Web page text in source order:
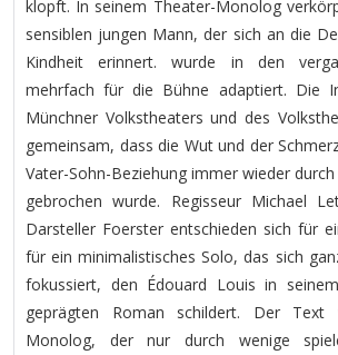
klopft. In seinem Theater-Monolog
sensiblen jungen Mann, der sich an die
Kindheit erinnert.wurde in den
mehrfach für die Bühne adaptiert. Die
Münchner Volkstheaters und des
gemeinsam, dass die Wut und der
Vater-Sohn-Beziehung immer wieder
gebrochen wurde. Regisseur Michael
Darsteller Foerster entschieden sich für
für ein minimalistisches Solo, das sich
fokussiert, den Édouard Louis in
geprägten Roman schildert. Der Text
Monolog, der nur durch wenige